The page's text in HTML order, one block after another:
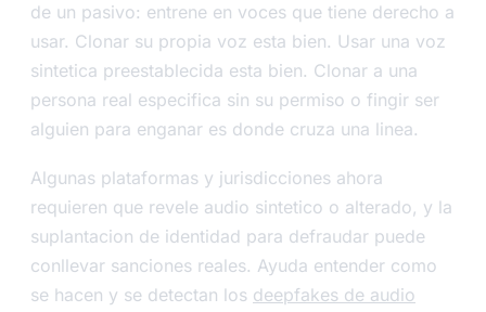
de un pasivo: entrene en voces que tiene derecho a
usar. Clonar su propia voz esta bien. Usar una voz
sintetica preestablecida esta bien. Clonar a una
persona real especifica sin su permiso o fingir ser
alguien para enganar es donde cruza una linea.
Algunas plataformas y jurisdicciones ahora
requieren que revele audio sintetico o alterado, y la
suplantacion de identidad para defraudar puede
conllevar sanciones reales. Ayuda entender como
se hacen y se detectan los deepfakes de audio